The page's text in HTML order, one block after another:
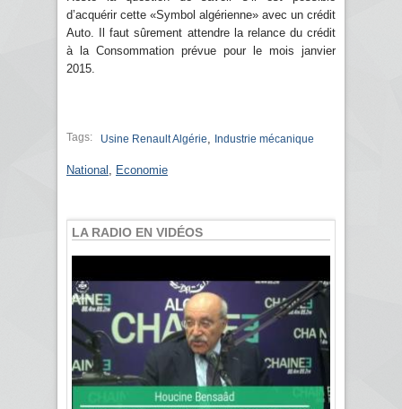
d’acquérir cette «Symbol algérienne» avec un crédit
Auto. Il faut sûrement attendre la relance du crédit
à la Consommation prévue pour le mois janvier
2015.
Tags: Usine Renault Algérie Industrie mécanique
National Economie
LA RADIO EN VIDÉOS